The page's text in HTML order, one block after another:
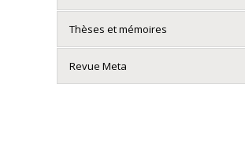
Thèses et mémoires
Revue Meta